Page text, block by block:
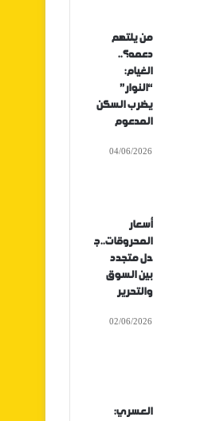
من يلتهم
دعمه؟..
الغيام:
“النوار”
يضرب السكن
المدعوم
04/06/2026
أسعار
المحروقات..ج
دل متجدد
بين السوق
والتحرير
02/06/2026
العسري: